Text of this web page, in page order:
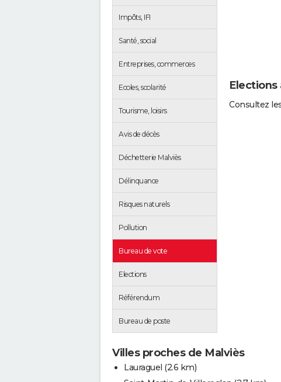
Impôts, IFI
Santé, social
Entreprises, commerces
Ecoles, scolarité
Tourisme, loisirs
Avis de décès
Déchetterie Malviès
Délinquance
Risques naturels
Pollution
Bureau de vote
Elections
Référendum
Bureau de poste
Elections
Consultez
Villes proches de Malviès
Lauraguel (2.6 km)